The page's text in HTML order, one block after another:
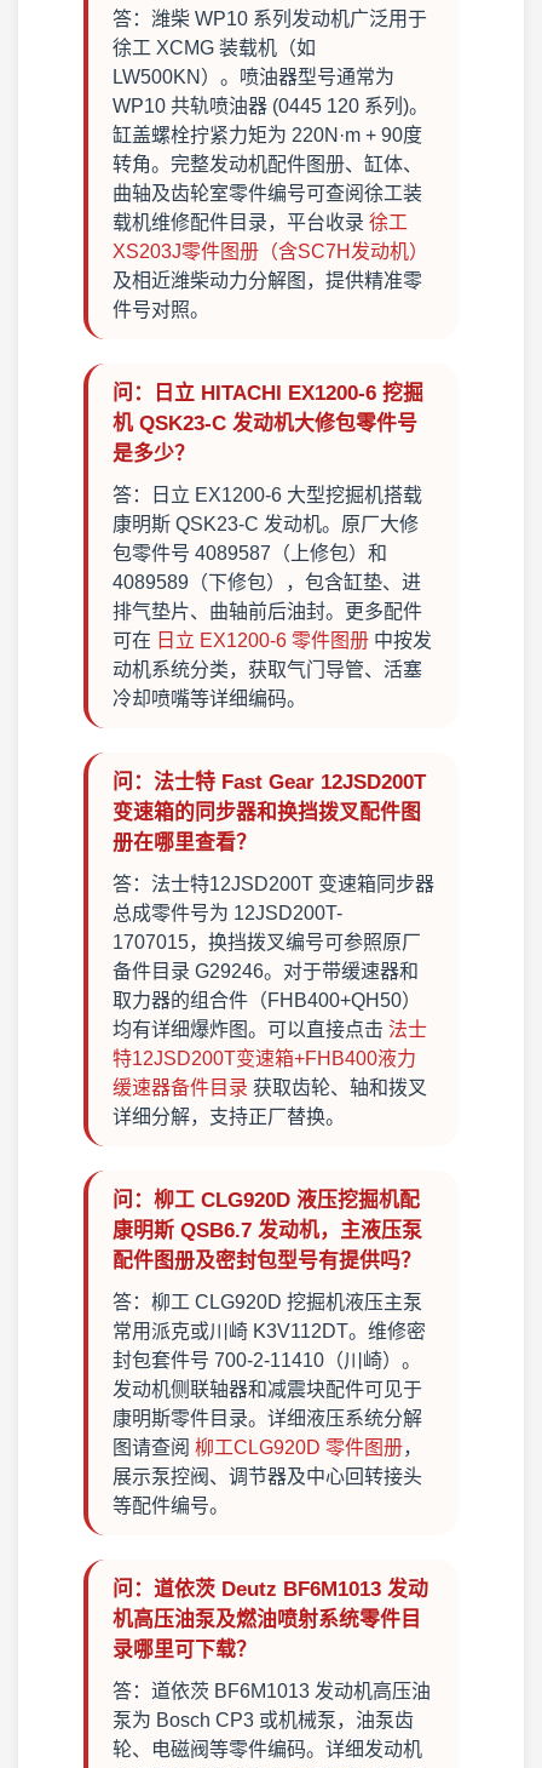
答：潍柴 WP10 系列发动机广泛用于
徐工 XCMG 装载机（如
LW500KN）。喷油器型号通常为
WP10 共轨喷油器 (0445 120 系列)。
缸盖螺栓拧紧力矩为 220N·m + 90度
转角。完整发动机配件图册、缸体、
曲轴及齿轮室零件编号可查阅徐工装
载机维修配件目录，平台收录 徐工
XS203J零件图册（含SC7H发动机）
及相近潍柴动力分解图，提供精准零
件号对照。
问：日立 HITACHI EX1200-6 挖掘
机 QSK23-C 发动机大修包零件号
是多少？
答：日立 EX1200-6 大型挖掘机搭载
康明斯 QSK23-C 发动机。原厂大修
包零件号 4089587（上修包）和
4089589（下修包），包含缸垫、进
排气垫片、曲轴前后油封。更多配件
可在 日立 EX1200-6 零件图册 中按发
动机系统分类，获取气门导管、活塞
冷却喷嘴等详细编码。
问：法士特 Fast Gear 12JSD200T
变速箱的同步器和换挡拨叉配件图
册在哪里查看？
答：法士特12JSD200T 变速箱同步器
总成零件号为 12JSD200T-
1707015，换挡拨叉编号可参照原厂
备件目录 G29246。对于带缓速器和
取力器的组合件（FHB400+QH50）
均有详细爆炸图。可以直接点击 法士
特12JSD200T变速箱+FHB400液力
缓速器备件目录 获取齿轮、轴和拨叉
详细分解，支持正厂替换。
问：柳工 CLG920D 液压挖掘机配
康明斯 QSB6.7 发动机，主液压泵
配件图册及密封包型号有提供吗？
答：柳工 CLG920D 挖掘机液压主泵
常用派克或川崎 K3V112DT。维修密
封包套件号 700-2-11410（川崎）。
发动机侧联轴器和减震块配件可见于
康明斯零件目录。详细液压系统分解
图请查阅 柳工CLG920D 零件图册，
展示泵控阀、调节器及中心回转接头
等配件编号。
问：道依茨 Deutz BF6M1013 发动
机高压油泵及燃油喷射系统零件目
录哪里可下载？
答：道依茨 BF6M1013 发动机高压油
泵为 Bosch CP3 或机械泵，油泵齿
轮、电磁阀等零件编码。详细发动机